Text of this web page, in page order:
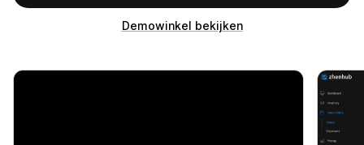
Demowinkel bekijken